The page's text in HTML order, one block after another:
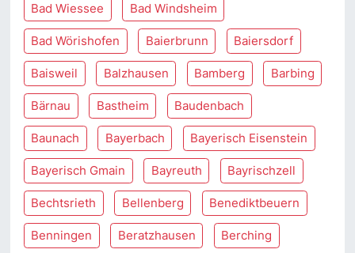
Bad Wiessee Bad Windsheim
Bad Wörishofen Baierbrunn Baiersdorf
Baisweil Balzhausen Bamberg Barbing
Bärnau Bastheim Baudenbach
Baunach Bayerbach Bayerisch Eisenstein
Bayerisch Gmain Bayreuth Bayrischzell
Bechtsrieth Bellenberg Benediktbeuern
Benningen Beratzhausen Berching